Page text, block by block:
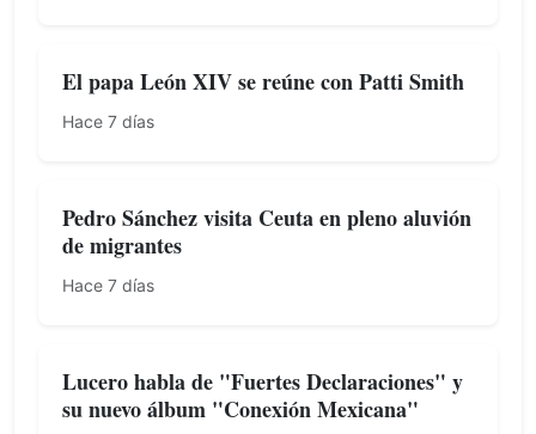
El papa León XIV se reúne con Patti Smith
Hace 7 días
Pedro Sánchez visita Ceuta en pleno aluvión
de migrantes
Hace 7 días
Lucero habla de "Fuertes Declaraciones" y
su nuevo álbum "Conexión Mexicana"